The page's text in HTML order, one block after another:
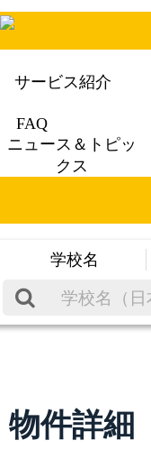
サービス紹介
FAQ
ニュース＆トピッ
クス
学校名
物件詳細